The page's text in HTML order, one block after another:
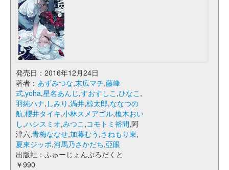
発売日：2016年12月24日
著者： あずみつな,末広マチ,藤峰
式,yoha,星名あんじ,すおすしこ ,ひなこ ,
羽純ハナ, しみり ,渦井,椋太郎,ななつの
航,櫻井タイキ,小林スメアゴル,榎木おい
し,ハシスミオ,みつこ ,コモトミ裕間,阿
津六,青梅ななせ,加藤むう ,さねもり束,
夏來ジッポ,河馬乃さかだち,亞眼
出版社：ふゅーじょんぷろだくと
￥990